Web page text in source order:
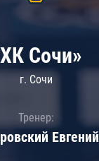
Сочи»
г. Сочи
Тренер:
Евгений